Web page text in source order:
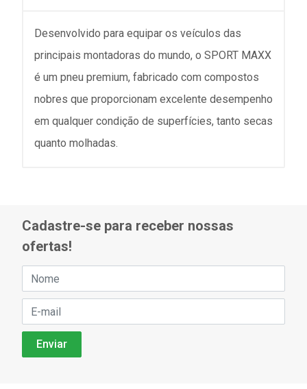
Desenvolvido para equipar os veículos das
principais montadoras do mundo, o SPORT MAXX
é um pneu premium, fabricado com compostos
nobres que proporcionam excelente desempenho
em qualquer condição de superfícies, tanto secas
quanto molhadas.
Cadastre-se para receber nossas
ofertas!